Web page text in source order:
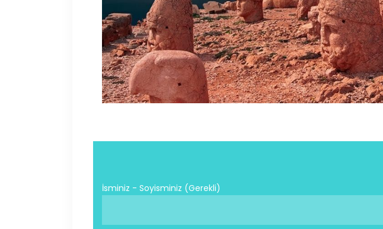
İsminiz - Soyisminiz (Gerekli)